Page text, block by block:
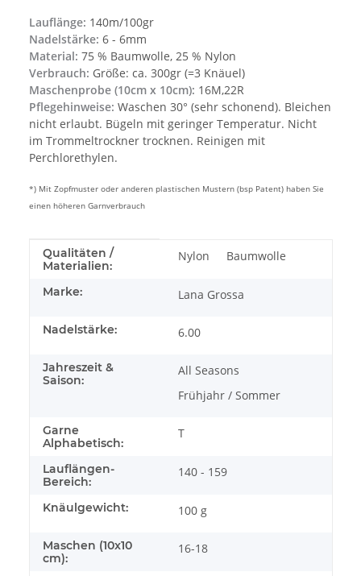
Lauflänge: 140m/100gr
Nadelstärke: 6 - 6mm
Material: 75 % Baumwolle, 25 % Nylon
Verbrauch: Größe: ca. 300gr (=3 Knäuel)
Maschenprobe (10cm x 10cm): 16M,22R
Pflegehinweise: Waschen 30° (sehr schonend). Bleichen
nicht erlaubt. Bügeln mit geringer Temperatur. Nicht
im Trommeltrockner trocknen. Reinigen mit
Perchlorethylen.
*) Mit Zopfmuster oder anderen plastischen Mustern (bsp Patent) haben Sie
einen höheren Garnverbrauch
Produkteigenschaft
Wert
Qualitäten /
Materialien:
Nylon Baumwolle
Marke: Lana Grossa
Nadelstärke: 6.00
Jahreszeit &
Saison:
All Seasons
Frühjahr / Sommer
Garne
Alphabetisch:
T
Lauflängen-
Bereich:
140 - 159
Knäulgewicht: 100 g
Maschen (10x10
cm):
16-18